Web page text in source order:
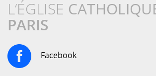
L’ÉGLISE
PARIS
Facebook